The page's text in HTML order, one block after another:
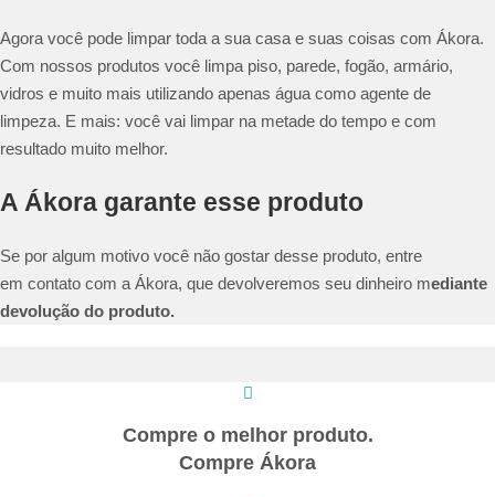
Agora você pode limpar toda a sua casa e suas coisas com Ákora.
Com nossos produtos você limpa piso, parede, fogão, armário,
vidros e muito mais utilizando apenas água como agente de
limpeza. E mais: você vai limpar na metade do tempo e com
resultado muito melhor.
A Ákora garante esse produto
Se por algum motivo você não gostar desse produto, entre
em contato com a Ákora, que devolveremos seu dinheiro mediante
devolução do produto.
Compre o melhor produto.
Compre Ákora